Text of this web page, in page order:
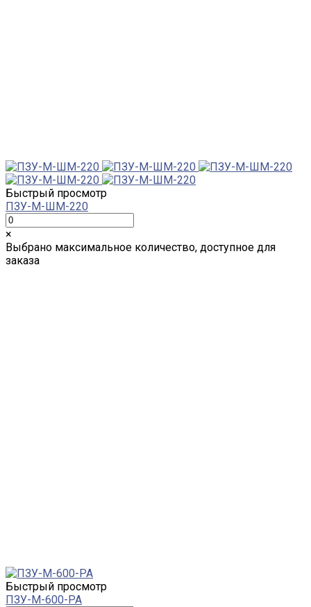
Быстрый просмотр
ПЗУ-М-ШМ-220
×
Выбрано максимальное количество, доступное для
заказа
Быстрый просмотр
ПЗУ-M-600-PA